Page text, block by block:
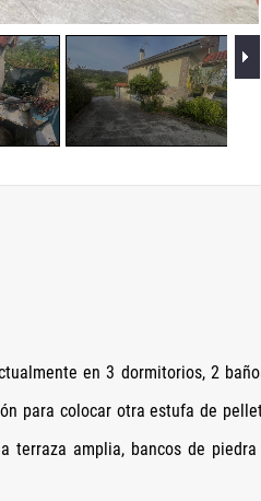
en 3 dormitorios, 2
para colocar otra estufa de
terraza amplia, bancos de piedra